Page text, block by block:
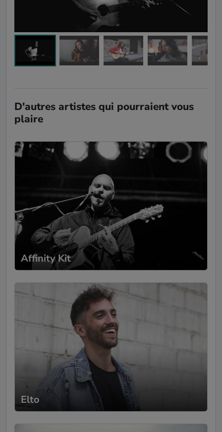
D'autres artistes qui pourraient vous
plaire
Affinity Kit
Elto